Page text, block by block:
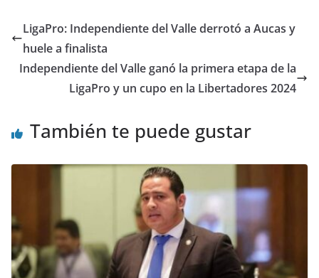
er e
b
o
o
k
s
p
p
gr
m
di l e
n
p
tir
LigaPro: Independiente del Valle derrotó a Aucas y
huele a finalista
Independiente del Valle ganó la primera etapa de la
LigaPro y un cupo en la Libertadores 2024
También te puede gustar